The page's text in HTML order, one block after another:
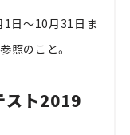
日～10月31日ま
照のこと。
スト2019